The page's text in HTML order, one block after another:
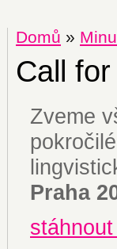
Domů »
Call
Zveme
Praha